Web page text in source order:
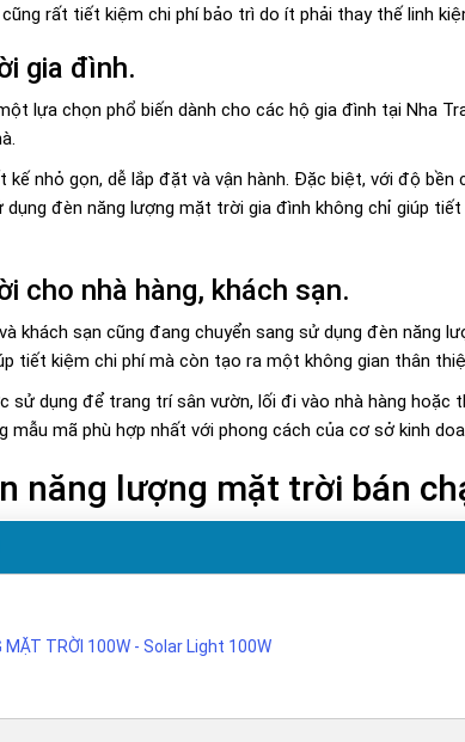
rất tiết kiệm chi phí bảo trì do ít phải thay thế linh
gia đình.
lựa chọn phổ biến dành cho các hộ gia đình tại Nha
nhỏ gọn, dễ lắp đặt và vận hành. Đặc biệt, với độ
đèn năng lượng mặt trời gia đình không chỉ giúp
cho nhà hàng, khách sạn.
khách sạn cũng đang chuyển sang sử dụng đèn năng
tiết kiệm chi phí mà còn tạo ra một không gian thân
dụng để trang trí sân vườn, lối đi vào nhà hàng
mã phù hợp nhất với phong cách của cơ sở kinh
năng lượng mặt trời bán
MẶT TRỜI 100W - Solar Light 100W